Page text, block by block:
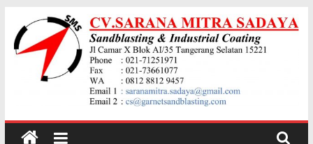
content
Jual